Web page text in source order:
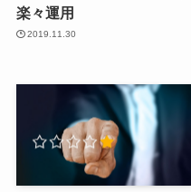
楽々運用
2019.11.30